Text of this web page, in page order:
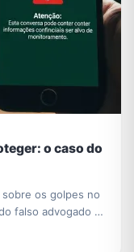
o caso do
os golpes no
falso advogado e